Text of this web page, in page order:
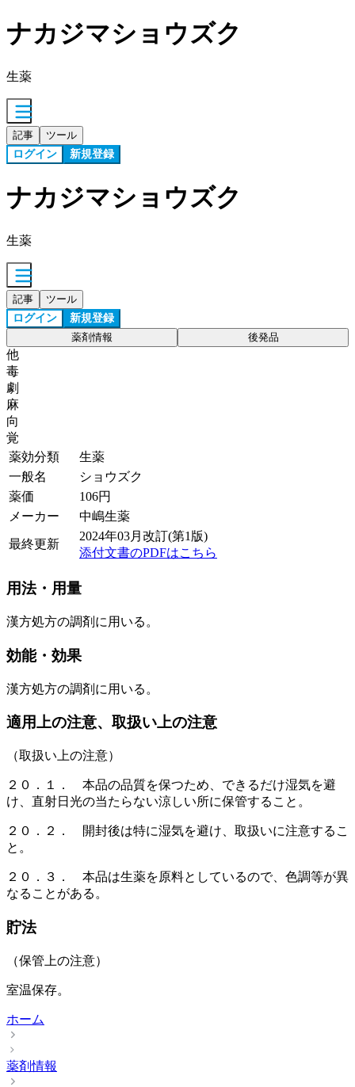
ナカジマショウズク
生薬
記事 ツール
ログイン 新規登録
ナカジマショウズク
生薬
記事 ツール
ログイン 新規登録
薬剤情報 後発品
他
毒
劇
麻
向
覚
薬効分類
生薬
一般名
ショウズク
薬価
106円
メーカー
中嶋生薬
最終更新
2024年03月改訂(第1版)
添付文書のPDFはこちら
用法・用量
漢方処方の調剤に用いる。
効能・効果
漢方処方の調剤に用いる。
適用上の注意、取扱い上の注意
（取扱い上の注意）
２０．１． 本品の品質を保つため、できるだけ湿気を避
け、直射日光の当たらない涼しい所に保管すること。
２０．２． 開封後は特に湿気を避け、取扱いに注意するこ
と。
２０．３． 本品は生薬を原料としているので、色調等が異
なることがある。
貯法
（保管上の注意）
室温保存。
ホーム
薬剤情報